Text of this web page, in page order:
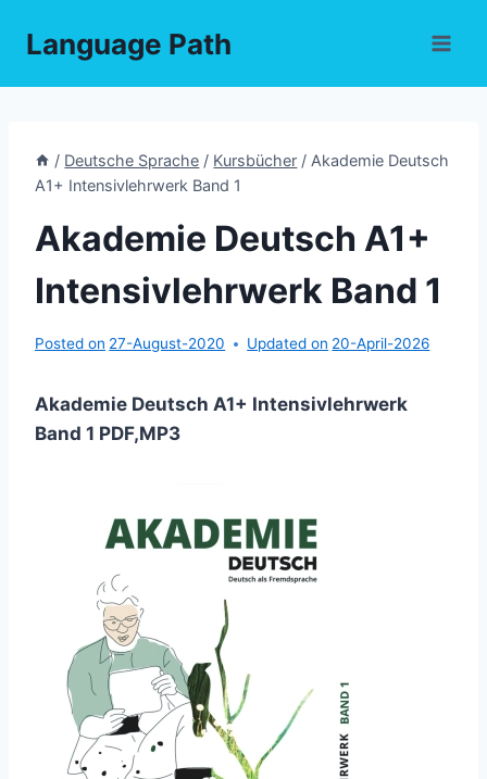
Language Path
/ Deutsche Sprache / Kursbücher / Akademie Deutsch
A1+ Intensivlehrwerk Band 1
Akademie Deutsch A1+
Intensivlehrwerk Band 1
Posted on 27-August-2020 Updated on 20-April-2026
Akademie Deutsch A1+ Intensivlehrwerk
Band 1 PDF,MP3